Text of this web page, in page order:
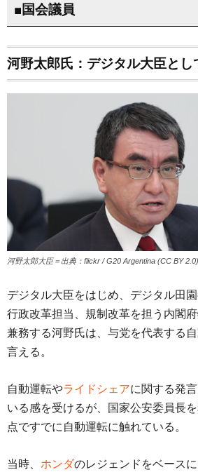
■国会議員
河野太郎氏：デジタル大臣とし
河野太郎大臣＝出典：flickr / G20 Argentina (CC BY 2.0)
デジタル大臣をはじめ、デジタル田園
行政改革担当、規制改革を担う内閣
兼務する河野氏は、与党を代表する
言える。
自動運転やライドシェアに関する発
いる感を受けるが、国家公安委員長
点ですでに自動運転に触れている。
当時、 ホンダのレジェンドをベース